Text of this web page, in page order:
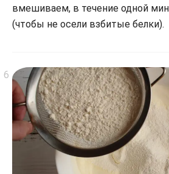
вмешиваем, в течение одной
(чтобы не осели взбитые белки).